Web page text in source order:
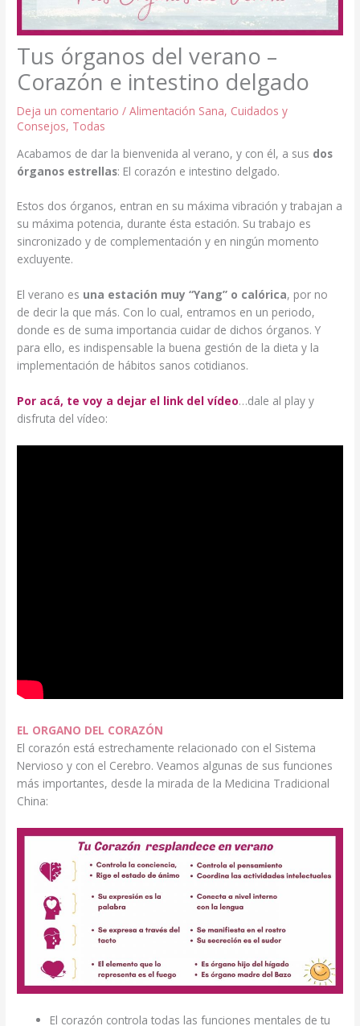
Tus órganos del verano –
Corazón e intestino delgado
Deja un comentario /Alimentación Sana, Cuidados y
Consejos, Todas
Acabamos de dar la bienvenida al verano, y con él, a sus dos
órganos estrellas: El corazón e intestino delgado.
Estos dos órganos, entran en su máxima vibración y trabajan a
su máxima potencia, durante ésta estación. Su trabajo es
sincronizado y de complementación y en ningún momento
excluyente.
El verano es una estación muy “Yang” o calórica, por no
de decir la que más. Con lo cual, entramos en un periodo,
donde es de suma importancia cuidar de dichos órganos. Y
para ello, es indispensable la buena gestión de la dieta y la
implementación de hábitos sanos cotidianos.
Por acá, te voy a dejar el link del vídeo…dale al play y
disfruta del vídeo:
EL ORGANO DEL CORAZÓN
El corazón está estrechamente relacionado con el Sistema
Nervioso y con el Cerebro. Veamos algunas de sus funciones
más importantes, desde la mirada de la Medicina Tradicional
China:
El corazón controla todas las funciones mentales de tu